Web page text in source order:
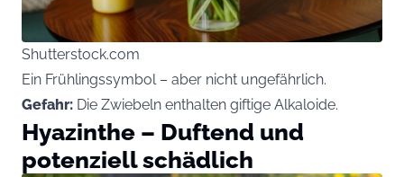
Shutterstock.com
Ein Frühlingssymbol – aber nicht ungefährlich.
Gefahr: Die Zwiebeln enthalten giftige Alkaloide.
Hyazinthe – Duftend und
potenziell schädlich